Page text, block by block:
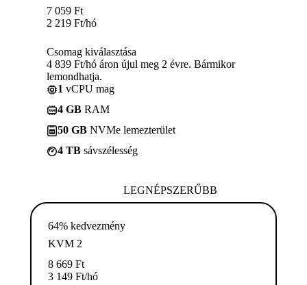
7 059 Ft
2 219 Ft/hó
Csomag kiválasztása
4 839 Ft/hó áron újul meg 2 évre. Bármikor
lemondhatja.
1 vCPU mag
4 GB RAM
50 GB NVMe lemezterület
4 TB sávszélesség
LEGNÉPSZERŰBB
64% kedvezmény
KVM 2
8 669 Ft
3 149 Ft/hó